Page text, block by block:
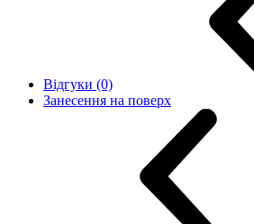
Відгуки (0)
Занесення на поверх